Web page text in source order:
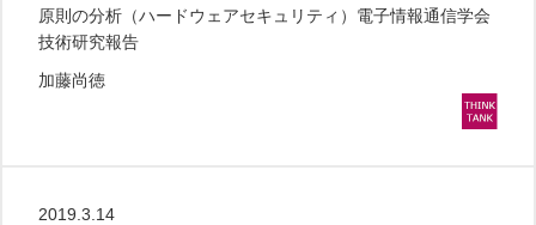
原則の分析（ハードウェアセキュリティ）電子情報通信学会
技術研究報告
加藤尚徳
2019.3.14